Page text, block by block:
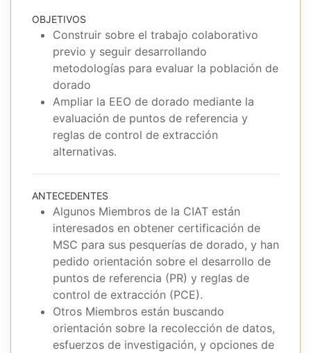
OBJETIVOS
Construir sobre el trabajo colaborativo
previo y seguir desarrollando
metodologías para evaluar la población de
dorado
Ampliar la EEO de dorado mediante la
evaluación de puntos de referencia y
reglas de control de extracción
alternativas.
ANTECEDENTES
Algunos Miembros de la CIAT están
interesados en obtener certificación de
MSC para sus pesquerías de dorado, y han
pedido orientación sobre el desarrollo de
puntos de referencia (PR) y reglas de
control de extracción (PCE).
Otros Miembros están buscando
orientación sobre la recolección de datos,
esfuerzos de investigación, y opciones de